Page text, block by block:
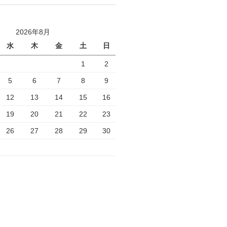
2026年8月
水
木 金 土 日
1 2
5 6 7 8 9
12 13 14 15 16
19 20 21 22 23
26 27 28 29 30